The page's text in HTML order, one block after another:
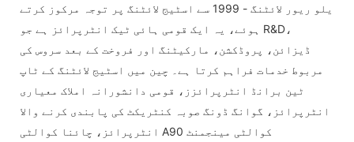
یلو ریور لائٹنگ - 1999 سے اسٹیج لائٹنگ پر توجہ مرکوز کرتے
ہوئے، یہ ایک قومی ہائی ٹیک انٹرپرائز ہے جو R&D،
ڈیزائن، پروڈکشن، مارکیٹنگ اور فروخت کے بعد سروس کی
مربوط خدمات فراہم کرتا ہے۔ چین میں اسٹیج لائٹنگ کے ٹاپ
ٹین برانڈ انٹرپرائزز، قومی دانشورانہ املاک معیاری
انٹرپرائز، گوانگ ڈونگ صوبہ کنٹریکٹ کی پابندی کرنے والا
انٹرپرائز، چائنا کوالٹی A90 کوالٹی مینجمنٹ